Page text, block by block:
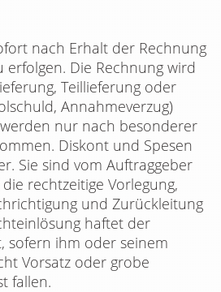
nach Erhalt der Rechnung
erfolgen. Die Rechnung wird
Teillieferung oder
Annahmeverzug)
nur nach besonderer
Diskont und Spesen
Sie sind vom Auftraggeber
rechtzeitige Vorlegung,
und Zurückleitung
haftet der
sofern ihm oder seinem
Vorsatz oder grobe
fallen.